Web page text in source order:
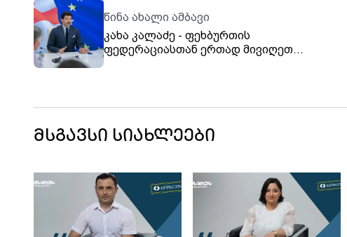
წინა ახალი ამბავი
კახა კალაძე - ფეხბურთის
ფედერაციასთან ერთად მივიღეთ
დასწრება უფასოა
მსგავსი სიახლეები